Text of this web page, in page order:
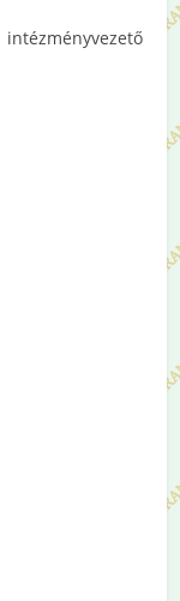
intézményvezető